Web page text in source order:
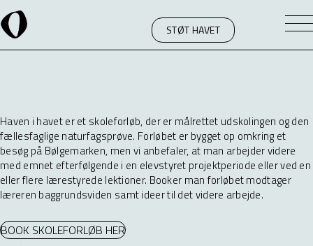
STØT HAVET
Haven i havet er et skoleforløb, der er målrettet udskolingen og den
fællesfaglige naturfagsprøve. Forløbet er bygget op omkring et
besøg på Bølgemarken, men vi anbefaler, at man arbejder videre
med emnet efterfølgende i en elevstyret projektperiode eller ved en
eller flere lærestyrede lektioner. Booker man forløbet modtager
læreren baggrundsviden samt ideer til det videre arbejde.
BOOK SKOLEFORLØB HER